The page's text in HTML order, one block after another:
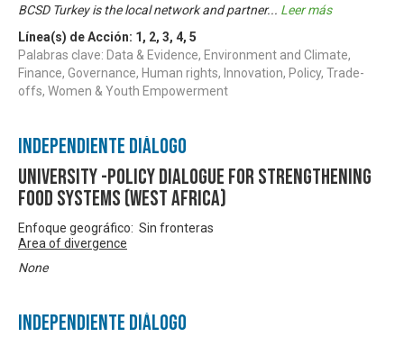
BCSD Turkey is the local network and partner... Leer más
Línea(s) de Acción: 1 , 2, 3, 4, 5
Palabras clave: Data & Evidence, Environment and Climate,
Finance, Governance, Human rights, Innovation, Policy, Trade-
offs, Women & Youth Empowerment
Independiente Diálogo
University -Policy Dialogue for Strengthening
Food Systems (West Africa)
Enfoque geográfico: Sin fronteras
Area of divergence
None
Independiente Diálogo